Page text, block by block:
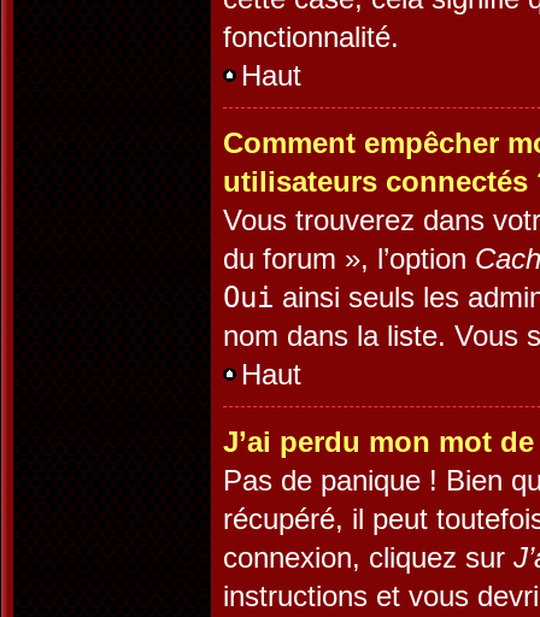
fonctionnalité.
Haut
Comment empêcher
utilisateurs connectés
Vous trouverez dans
du forum », l’option
Oui ainsi seuls les
nom dans la liste. Vous
Haut
J’ai perdu mon mot
Pas de panique ! Bien
récupéré, il peut
connexion, cliquez sur
instructions et vous